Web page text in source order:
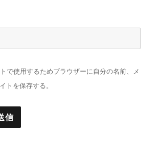
で使用するためブラウザーに自分の名前、メ
トを保存する。